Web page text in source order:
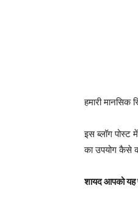
हमारी मानसिक
इस ब्लॉग पोस्ट
का उपयोग कैसे
शायद आपको यह